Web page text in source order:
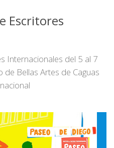
Escritores
Internacionales del 5 al 7
Bellas Artes de Caguas